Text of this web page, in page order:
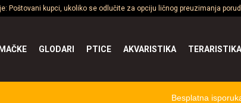
Poštovani kupci, ukoliko se odlučite za opciju ličnog preuzimanja
MAČKE GLODARI PTICE AKVARISTIKA TERARISTIKA
Besplatna